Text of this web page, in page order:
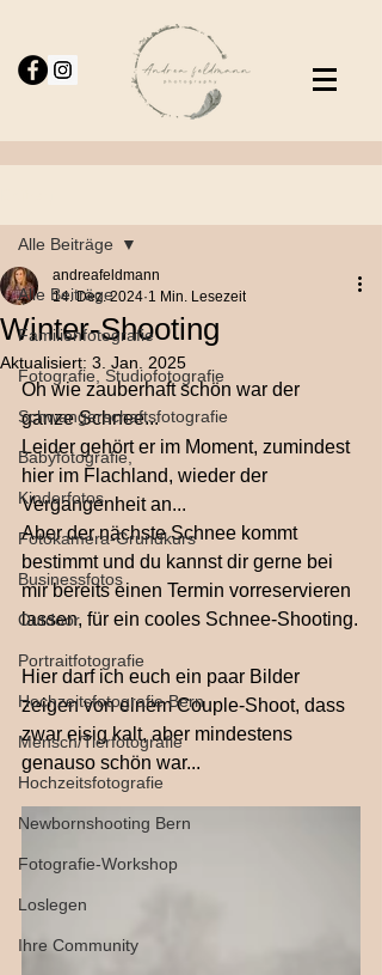
Alle Beiträge
Familienfotografie
Fotografie, Studiofotografie
Schwangerschaftsfotografie
Babyfotografie,
Kinderfotos
Fotokamera-Grundkurs
Businessfotos
Outdoor
Portraitfotografie
Hochzeitsfotografie Bern
Mensch/Tierfotografie
Hochzeitsfotografie
Newbornshooting Bern
Fotografie-Workshop
Loslegen
Ihre Community
Alle Beiträge
Winter-Shooting
andreafeldmann
14. Dez. 2024 1 Min. Lesezeit
Aktualisiert: 3. Jan. 2025
Oh wie zauberhaft schön war der
ganze Schnee...
Leider gehört er im Moment, zumindest
hier im Flachland, wieder der
Vergangenheit an...
Aber der nächste Schnee kommt
bestimmt und du kannst dir gerne bei
mir bereits einen Termin vorreservieren
lassen, für ein cooles Schnee-Shooting.
Hier darf ich euch ein paar Bilder
zeigen von einem Couple-Shoot, dass
zwar eisig kalt, aber mindestens
genauso schön war...